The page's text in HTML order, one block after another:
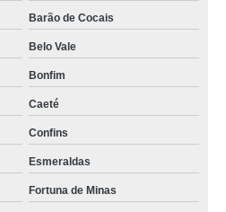
Barão de Cocais
Belo Vale
Bonfim
Caeté
Confins
Esmeraldas
Fortuna de Minas